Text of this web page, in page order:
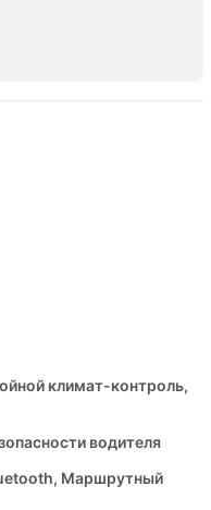
климат-контроль,
водителя
Маршрутный